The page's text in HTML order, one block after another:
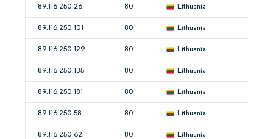
89.116.250.26 80 Lithuania
89.116.250.101 80 Lithuania
89.116.250.129 80 Lithuania
89.116.250.135 80 Lithuania
89.116.250.181 80 Lithuania
89.116.250.58 80 Lithuania
89.116.250.62 80 Lithuania